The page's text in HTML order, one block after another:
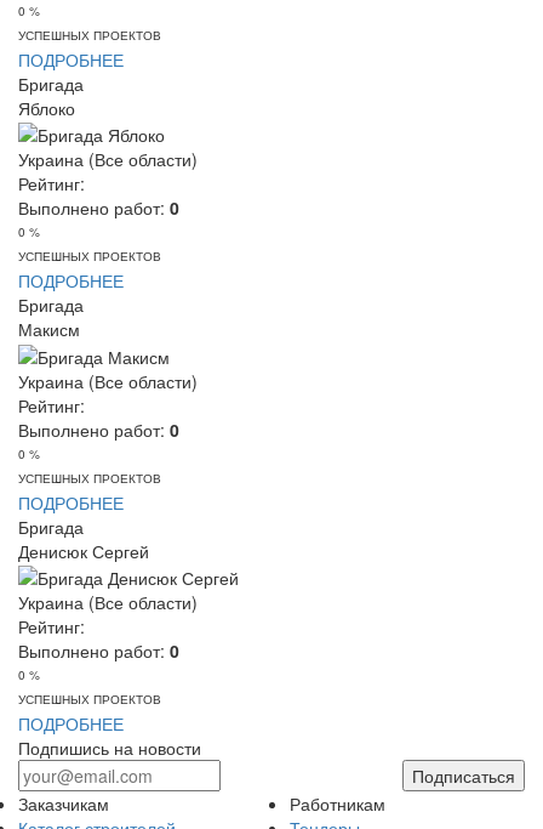
0 %
УСПЕШНЫХ ПРОЕКТОВ
ПОДРОБНЕЕ
Бригада
Яблоко
Украина (Все области)
Рейтинг:
Выполнено работ: 0
0 %
УСПЕШНЫХ ПРОЕКТОВ
ПОДРОБНЕЕ
Бригада
Макисм
Украина (Все области)
Рейтинг:
Выполнено работ: 0
0 %
УСПЕШНЫХ ПРОЕКТОВ
ПОДРОБНЕЕ
Бригада
Денисюк Сергей
Украина (Все области)
Рейтинг:
Выполнено работ: 0
0 %
УСПЕШНЫХ ПРОЕКТОВ
ПОДРОБНЕЕ
Подпишись на новости
Подписаться
Заказчикам
Работникам